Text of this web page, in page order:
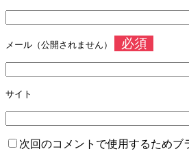
メール（公開されません） 必須
サイト
次回のコメントで使用するためブ